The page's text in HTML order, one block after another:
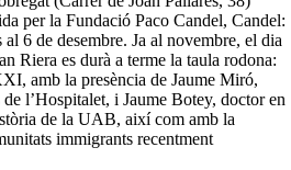
per la Fundació Paco Candel, Candel:
6 de desembre. Ja al novembre, el dia
Riera es durà a terme la taula rodona:
amb la presència de Jaume Miró,
l’Hospitalet, i Jaume Botey, doctor en
de la UAB, així com amb la
immigrants recentment